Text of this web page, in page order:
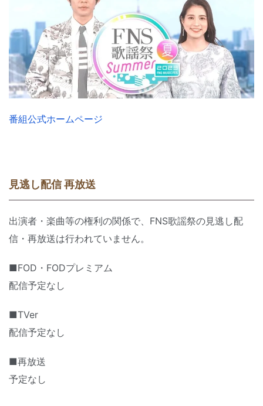
番組公式ホームページ
見逃し配信 再放送
出演者・楽曲等の権利の関係で、FNS歌謡祭の見逃し配
信・再放送は行われていません。
■FOD・FODプレミアム
配信予定なし
■TVer
配信予定なし
■再放送
予定なし